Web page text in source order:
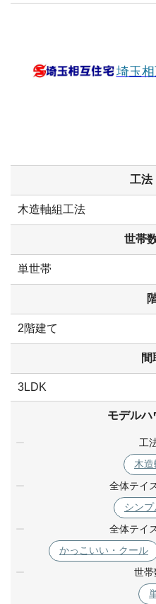
埼玉
工法
木造軸組工法
世帯
単世帯
2階建て
間
3LDK
モデルハ
工
木造
全体テイ
シン
全体テイ
かっこいい・クール
世帯